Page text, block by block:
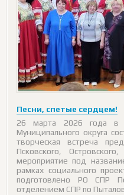
Песни, спетые сердцем!
26 марта 2026 года в
Муниципального округа
творческая встреча
Псковского,
мероприятие под
рамках социального
подготовлено РО СПР
отделением СПР по